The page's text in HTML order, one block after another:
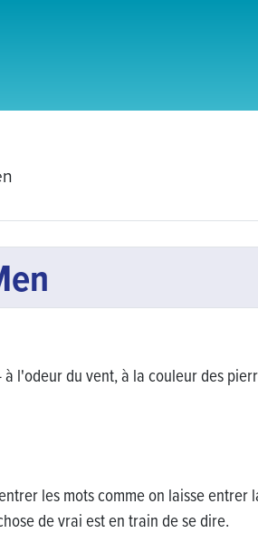
du vent, à la couleur des
les mots comme on laisse
de vrai est en train de se dire.